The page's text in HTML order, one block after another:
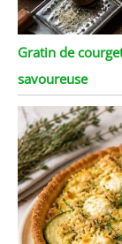
Gratin de
savoureuse